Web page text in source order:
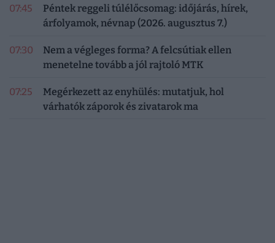
07:45
Péntek reggeli túlélőcsomag: időjárás, hírek,
árfolyamok, névnap (2026. augusztus 7.)
07:30
Nem a végleges forma? A felcsútiak ellen
menetelne tovább a jól rajtoló MTK
07:25
Megérkezett az enyhülés: mutatjuk, hol
várhatók záporok és zivatarok ma